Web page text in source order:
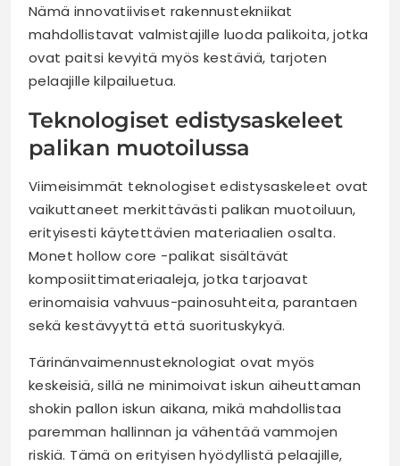
Nämä innovatiiviset rakennustekniikat
mahdollistavat valmistajille luoda palikoita, jotka
ovat paitsi kevyitä myös kestäviä, tarjoten
pelaajille kilpailuetua.
Teknologiset edistysaskeleet
palikan muotoilussa
Viimeisimmät teknologiset edistysaskeleet ovat
vaikuttaneet merkittävästi palikan muotoiluun,
erityisesti käytettävien materiaalien osalta.
Monet hollow core -palikat sisältävät
komposiittimateriaaleja, jotka tarjoavat
erinomaisia vahvuus-painosuhteita, parantaen
sekä kestävyyttä että suorituskykyä.
Tärinänvaimennusteknologiat ovat myös
keskeisiä, sillä ne minimoivat iskun aiheuttaman
shokin pallon iskun aikana, mikä mahdollistaa
paremman hallinnan ja vähentää vammojen
riskiä. Tämä on erityisen hyödyllistä pelaajille,